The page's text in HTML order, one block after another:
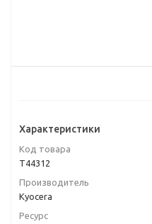
Характеристики
Код товара
T44312
Производитель
Kyocera
Ресурс